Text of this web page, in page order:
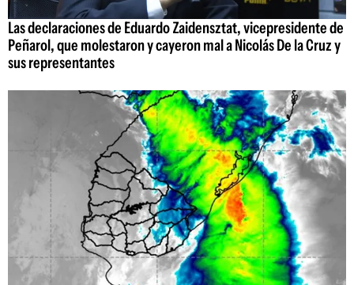
Las declaraciones de Eduardo Zaidensztat, vicepresidente de
Peñarol, que molestaron y cayeron mal a Nicolás De la Cruz y
sus representantes